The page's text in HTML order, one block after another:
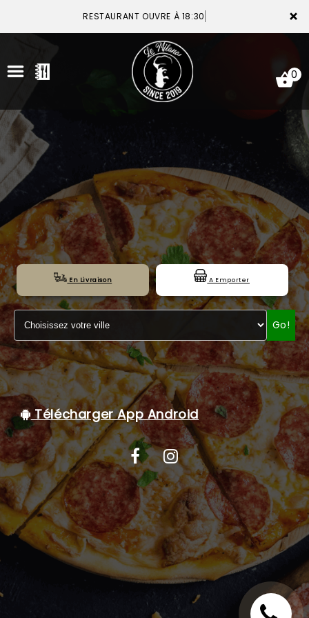
×
RESTAURANT OUVRE À 18:30
ACCUEIL
LA CARTE
VOTRE COMPTE
NOTRE RESTAURANT
VOS AVIS
MENTIONS LÉGALES
C.G.V
0
En Livraison A Emporter
Go!
Télécharger App Android